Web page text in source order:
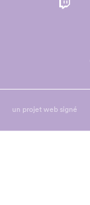
un projet web signé